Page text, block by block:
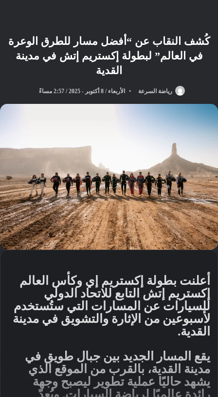
كُشف النقاب عن “أفضل مسار للطرق الوعرة
في العالم” لبطولة إكستريم إتش في مدينة
القدية
رياضة السرعة الأربعاء / 8 أكتوبر - 2025 / 2:57 مساءً
أعلنت بطولة إكستريم إي وكأس العالم
إكستريم إتش التابع للاتحاد الدولي
للسيارات عن المسارات التي ستُستخدم
لأسبوعين من الإثارة والتشويق في مدينة
القدية.
يقع المسار الجديد بين جبال طويق في
مدينة القدية، بالقرب من الموقع الذي
يشهد حاليًا عملية تطوير ليصبح وجهة
رائدة عالميًا لرياضة السيارات. ويُعدّ